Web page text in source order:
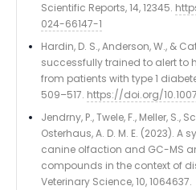
Scientific Reports, 14, 12345.
024-66147-1
Hardin, D. S., Anderson, W., &
successfully trained to alert to
from patients with type 1
509–517. https://doi.org/
Jendrny, P., Twele, F., Meller, S.,
Osterhaus, A. D. M. E. (2023).
canine olfaction and GC-MS
compounds in the context of
Veterinary Science, 10, 1064637.